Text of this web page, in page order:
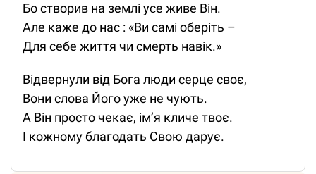
Бо створив на землі усе живе Він.
Але каже до нас : «Ви самі оберіть –
Для себе життя чи смерть навік.»
Відвернули від Бога люди серце своє,
Вони слова Його уже не чують.
А Він просто чекає, ім’я кличе твоє.
І кожному благодать Свою дарує.